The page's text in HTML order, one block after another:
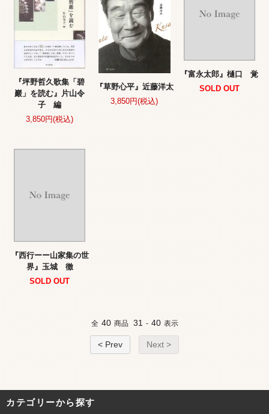
『坪野哲久歌集「碧
巖」を読む』片山令
子 編
3,850円(税込)
『草野心平』近藤洋太
3,850円(税込)
『富永太郎』樋口 覚
SOLD OUT
『西行ーー山家集の世
界』玉城 徹
SOLD OUT
全 40 商品 31 - 40 表示
< Prev Next >
カテゴリーから探す